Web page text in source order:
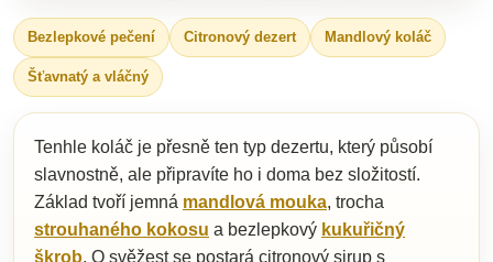
Bezlepkové pečení Citronový dezert Mandlový koláč
Šťavnatý a vláčný
Tenhle koláč je přesně ten typ dezertu, který působí
slavnostně, ale připravíte ho i doma bez složitostí.
Základ tvoří jemná mandlová mouka, trocha
strouhaného kokosu a bezlepkový kukuřičný
škrob. O svěžest se postará citronový sirup s